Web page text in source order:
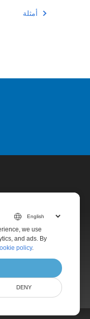
أمثلة
we use
and ads. By
policy.
DENY